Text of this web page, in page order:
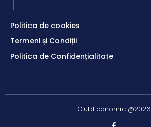
Politica de cookies
Termeni și Condiții
Politica de Confidențialitate
ClubEconomic @2026